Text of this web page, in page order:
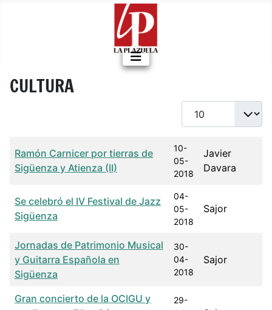
CULTURA
Cantidad a mostrar
Título Fecha de publicación Autor
Ramón Carnicer por tierras de
Sigüenza y Atienza (II)
10-
05-
2018
Javier
Davara
Se celebró el IV Festival de Jazz
Sigüenza
04-
05-
2018
Sajor
Jornadas de Patrimonio Musical
y Guitarra Española en
Sigüenza
30-
04-
2018
Sajor
Gran concierto de la OCIGU y
29-